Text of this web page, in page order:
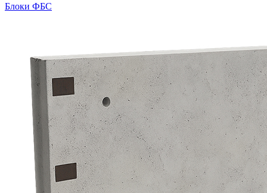
Блоки ФБС